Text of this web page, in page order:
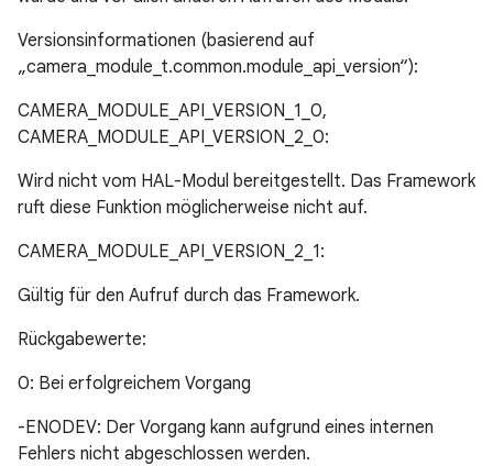
Versionsinformationen (basierend auf
„camera_module_t.common.module_api_version“):
CAMERA_MODULE_API_VERSION_1_0,
CAMERA_MODULE_API_VERSION_2_0:
Wird nicht vom HAL-Modul bereitgestellt. Das Framework
ruft diese Funktion möglicherweise nicht auf.
CAMERA_MODULE_API_VERSION_2_1:
Gültig für den Aufruf durch das Framework.
Rückgabewerte:
0: Bei erfolgreichem Vorgang
-ENODEV: Der Vorgang kann aufgrund eines internen
Fehlers nicht abgeschlossen werden.